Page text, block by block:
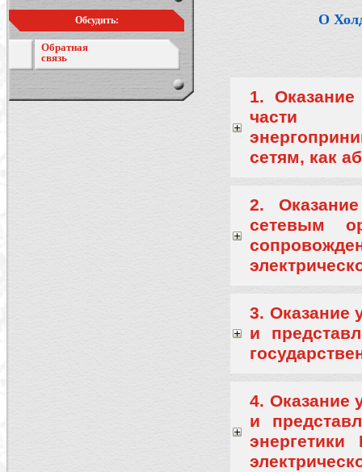
Обсудить:
Обратная
связь
О
1. Оказание
части
сетям, как
2.
сетевым
3. Оказание
и
4. Оказание
и